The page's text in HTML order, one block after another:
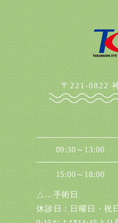
〒221-0822
09:30～13:00
15:00～18:00
△…手術日
休診日：日曜日・